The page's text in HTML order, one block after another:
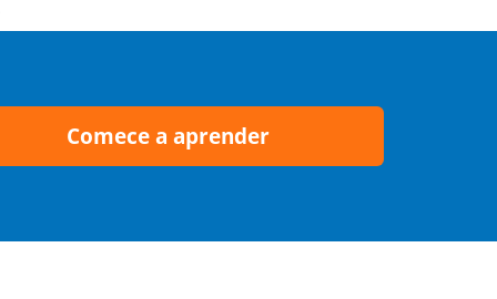
Comece a aprender